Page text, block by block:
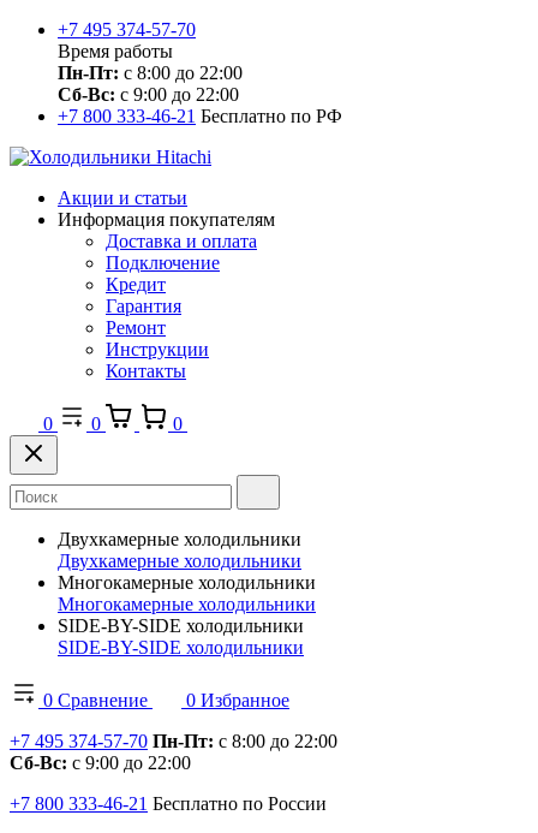
+7 495 374-57-70
Время работы
Пн-Пт: с 8:00 до 22:00
Сб-Вс: с 9:00 до 22:00
+7 800 333-46-21 Бесплатно по РФ
Акции и статьи
Информация покупателям
Доставка и оплата
Подключение
Кредит
Гарантия
Ремонт
Инструкции
Контакты
0 0 0
Двухкамерные холодильники
Двухкамерные холодильники
Многокамерные холодильники
Многокамерные холодильники
SIDE-BY-SIDE холодильники
SIDE-BY-SIDE холодильники
0 Сравнение 0 Избранное
+7 495 374-57-70 Пн-Пт: с 8:00 до 22:00
Сб-Вс: с 9:00 до 22:00
+7 800 333-46-21 Бесплатно по России